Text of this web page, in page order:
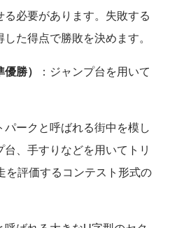
必要があります。失敗する
た得点で勝敗を決めます。
勝）
：ジャンプ台を用いて
パークと呼ばれる街中を模し
、手すりなどを用いてトリ
を評価するコンテスト形式の